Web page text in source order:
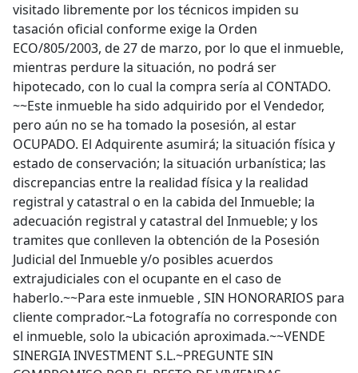
visitado libremente por los técnicos impiden su
tasación oficial conforme exige la Orden
ECO/805/2003, de 27 de marzo, por lo que el inmueble,
mientras perdure la situación, no podrá ser
hipotecado, con lo cual la compra sería al CONTADO.
~~Este inmueble ha sido adquirido por el Vendedor,
pero aún no se ha tomado la posesión, al estar
OCUPADO. El Adquirente asumirá; la situación física y
estado de conservación; la situación urbanística; las
discrepancias entre la realidad física y la realidad
registral y catastral o en la cabida del Inmueble; la
adecuación registral y catastral del Inmueble; y los
tramites que conlleven la obtención de la Posesión
Judicial del Inmueble y/o posibles acuerdos
extrajudiciales con el ocupante en el caso de
haberlo.~~Para este inmueble , SIN HONORARIOS para
cliente comprador.~La fotografía no corresponde con
el inmueble, solo la ubicación aproximada.~~VENDE
SINERGIA INVESTMENT S.L.~PREGUNTE SIN